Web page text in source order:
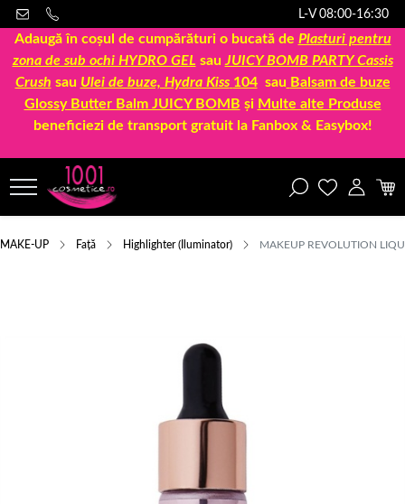
L-V 08:00-16:30
Adaugă în coșul de cumpărături o bucată de Plasturi pentru
zona de sub ochi HYDRO GEL sau JUICY BOMB PARTY Cassis
Crush sau Ulei de buze, Hydra Kiss 104sau Balsam de buze
Glossy Butter Balm JUICY BOMB și Multe alte Produse
beneficiezi de transport gratuit la Fanbox & Easybox!
MAKE-UP Față Highlighter (Iluminator) MAKEUP REVOLUTION